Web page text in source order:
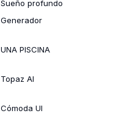
Sueño profundo
Generador
UNA PISCINA
Topaz AI
Cómoda UI